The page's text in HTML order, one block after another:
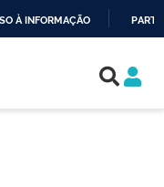
À INFORMAÇÃO